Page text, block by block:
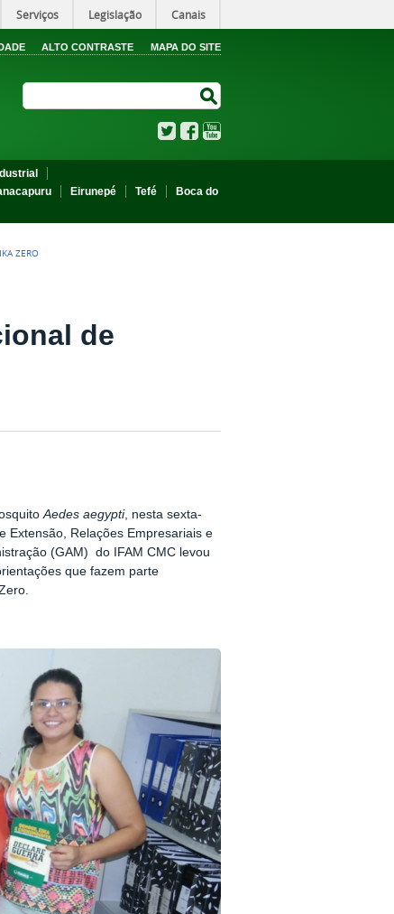
Serviços Legislação Canais
ALTO CONTRASTE MAPA DO SITE
TwitterFacebook
Eirunepé Tefé
Boca do
ZERO
de
Aedes aegypti, nesta sexta-
Extensão, Relações Empresariais e
(GAM) do IFAM CMC levou
que fazem parte